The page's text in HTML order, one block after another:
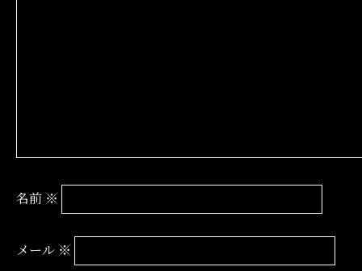
名前 ※
メール ※